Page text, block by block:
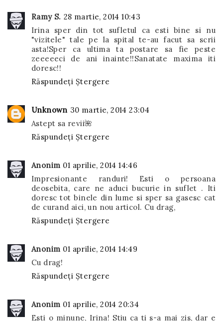
Ramy S. 28 martie, 2014 10:43
Irina sper din tot sufletul ca esti bine si nu
"vizitele" tale pe la spital te-au facut sa scrii
asta!Sper ca ultima ta postare sa fie peste
zeeeeeci de ani inainte!!Sanatate maxima iti
doresc!!
Răspundeți Ștergere
Unknown 30 martie, 2014 23:04
Astept sa revii🌺
Răspundeți Ștergere
Anonim 01 aprilie, 2014 14:46
Impresionante randuri! Esti o persoana
deosebita, care ne aduci bucurie in suflet . Iti
doresc tot binele din lume si sper sa gasesc cat
de curand aici, un nou articol. Cu drag,
Răspundeți Ștergere
Anonim 01 aprilie, 2014 14:49
Cu drag!
Răspundeți Ștergere
Anonim 01 aprilie, 2014 20:34
Esti o minune, Irina! Stiu ca ti s-a mai zis, dar e